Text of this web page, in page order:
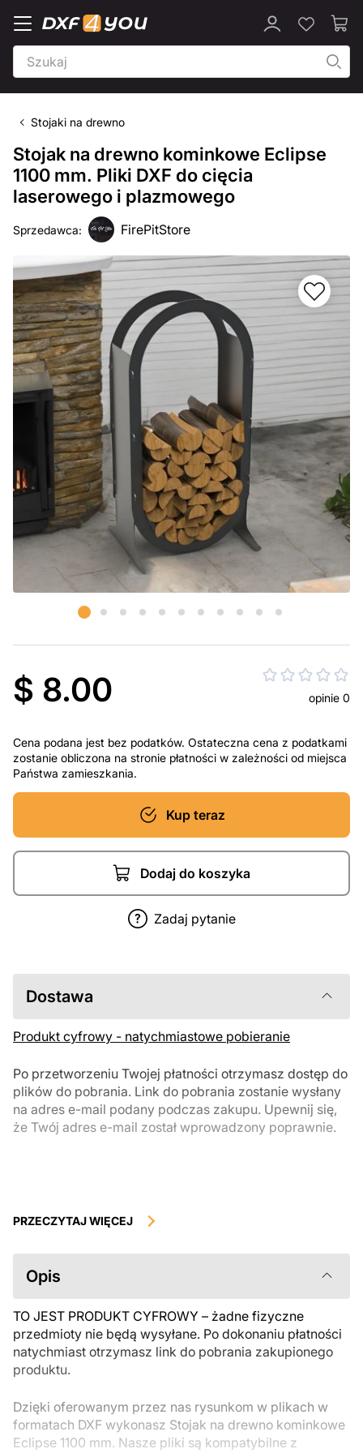
Stojaki na drewno
Stojak na drewno kominkowe Eclipse
1100 mm. Pliki DXF do cięcia
laserowego i plazmowego
Sprzedawca: FirePitStore
$ 8.00 opinie 0
Cena podana jest bez podatków. Ostateczna cena z podatkami
zostanie obliczona na stronie płatności w zależności od miejsca
Państwa zamieszkania.
Kup teraz
Dodaj do koszyka
Zadaj pytanie
Dostawa
Produkt cyfrowy - natychmiastowe pobieranie
Po przetworzeniu Twojej płatności otrzymasz dostęp do
plików do pobrania. Link do pobrania zostanie wysłany
na adres e-mail podany podczas zakupu. Upewnij się,
że Twój adres e-mail został wprowadzony poprawnie.
podlegają zwrotowi ani wymianie po ich pobraniu. Zalecamy
przed zakupem. Jeśli masz jakiekolwiek problemy z zamówieniem,
skontaktuj się bezpośrednio ze sprzedawcą.
PRZECZYTAJ WIĘCEJ
Opis
TO JEST PRODUKT CYFROWY – żadne fizyczne
przedmioty nie będą wysyłane. Po dokonaniu płatności
natychmiast otrzymasz link do pobrania zakupionego
produktu.
Dzięki oferowanym przez nas rysunkom w plikach w
formatach DXF wykonasz Stojak na drewno kominkowe
Eclipse 1100 mm. Nasze pliki są kompatybilne z